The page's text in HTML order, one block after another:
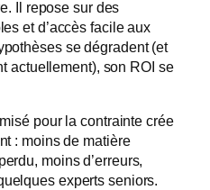
Il repose sur des
et d’accès facile aux
se dégradent (et
actuellement), son ROI se
pour la contrainte crée
: moins de matière
moins d’erreurs,
experts seniors.